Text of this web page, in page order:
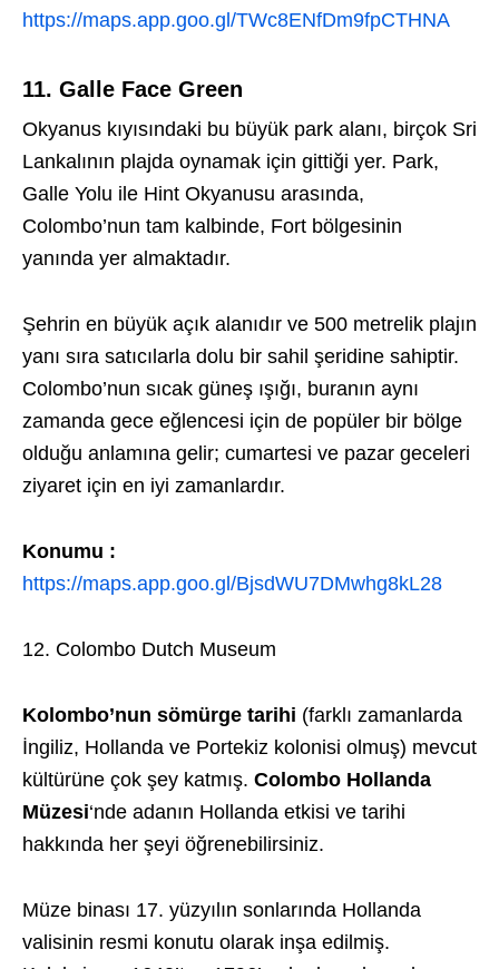
https://maps.app.goo.gl/TWc8ENfDm9fpCTHNA
11. Galle Face Green
Okyanus kıyısındaki bu büyük park alanı, birçok Sri
Lankalının plajda oynamak için gittiği yer. Park,
Galle Yolu ile Hint Okyanusu arasında,
Colombo’nun tam kalbinde, Fort bölgesinin
yanında yer almaktadır.
Şehrin en büyük açık alanıdır ve 500 metrelik plajın
yanı sıra satıcılarla dolu bir sahil şeridine sahiptir.
Colombo’nun sıcak güneş ışığı, buranın aynı
zamanda gece eğlencesi için de popüler bir bölge
olduğu anlamına gelir; cumartesi ve pazar geceleri
ziyaret için en iyi zamanlardır.
Konumu :
https://maps.app.goo.gl/BjsdWU7DMwhg8kL28
12. Colombo Dutch Museum
Kolombo’nun sömürge tarihi (farklı zamanlarda
İngiliz, Hollanda ve Portekiz kolonisi olmuş) mevcut
kültürüne çok şey katmış. Colombo Hollanda
Müzesi‘nde adanın Hollanda etkisi ve tarihi
hakkında her şeyi öğrenebilirsiniz.
Müze binası 17. yüzyılın sonlarında Hollanda
valisinin resmi konutu olarak inşa edilmiş.